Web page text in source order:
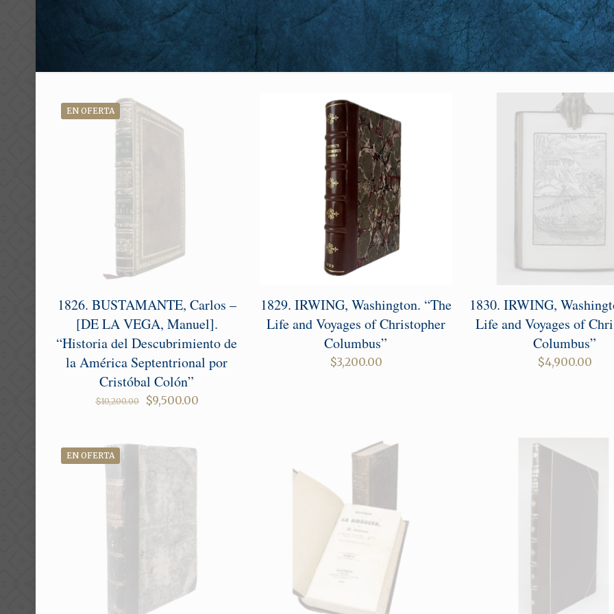
EN OFERTA
1826. BUSTAMANTE, Carlos –
[DE LA VEGA, Manuel].
“Historia del Descubrimiento de
la América Septentrional por
Cristóbal Colón”
$10,200.00
Original
$10,200.00.
$9,500.00Current
1829. IRWING, Washington. “The
Life and Voyages of Christopher
Columbus”
$3,200.00
1830. IRWING,
Life and Voyages of
Columbus”
$4,900.00
EN OFERTA